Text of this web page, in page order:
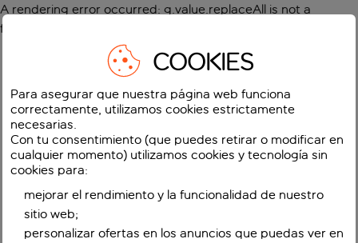
A rendering error occurred: g.value.replaceAll is not a
function
COOKIES
Para asegurar que nuestra página web funciona
correctamente, utilizamos cookies estrictamente
necesarias.
Con tu consentimiento (que puedes retirar o modificar en
cualquier momento) utilizamos cookies y tecnología sin
cookies para:
mejorar el rendimiento y la funcionalidad de nuestro
sitio web;
personalizar ofertas en los anuncios que puedas ver en